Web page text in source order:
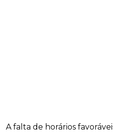
A falta de horários